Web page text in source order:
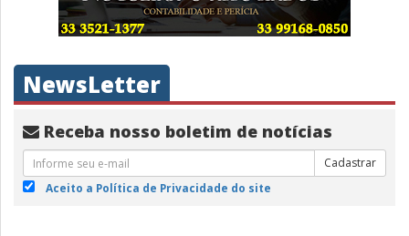
NewsLetter
Receba nosso boletim de notícias
Cadastrar
Aceito a Política de Privacidade do site